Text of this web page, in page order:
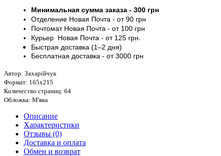
Минимальная сумма заказа - 300 грн
Отделение Новая Почта - от 90 грн
ПочтоматНовая Почта - от 100 грн
Курьер Новая Почта - от 125 грн.
Быстрая доставка (1–2 дня)
Бесплатная доставка - от 3000 грн
Автор: Захарійчук
Формат: 165х215
Количество страниц: 64
Обложка: М'яка
Описание
Характеристики
Отзывы (0)
Доставка и оплата
Обмен и возврат